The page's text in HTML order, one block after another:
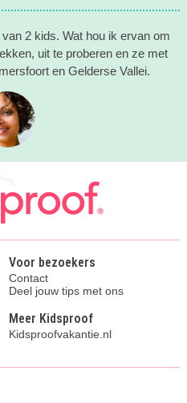
2 kids. Wat hou ik ervan om
uit te proberen en ze met
en Gelderse Vallei.
Voor bezoekers
Contact
Deel jouw tips met ons
Meer Kidsproof
Kidsproofvakantie.nl